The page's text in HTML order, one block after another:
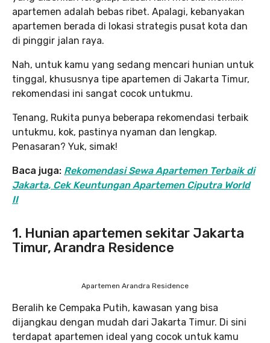
apartemen adalah bebas ribet. Apalagi, kebanyakan
apartemen berada di lokasi strategis pusat kota dan
di pinggir jalan raya.
Nah, untuk kamu yang sedang mencari hunian untuk
tinggal, khususnya tipe apartemen di Jakarta Timur,
rekomendasi ini sangat cocok untukmu.
Tenang, Rukita punya beberapa rekomendasi terbaik
untukmu, kok, pastinya nyaman dan lengkap.
Penasaran? Yuk, simak!
Baca juga: Rekomendasi Sewa Apartemen Terbaik di
Jakarta, Cek Keuntungan Apartemen Ciputra World
II
1. Hunian apartemen sekitar Jakarta
Timur, Arandra Residence
Apartemen Arandra Residence
Beralih ke Cempaka Putih, kawasan yang bisa
dijangkau dengan mudah dari Jakarta Timur. Di sini
terdapat apartemen ideal yang cocok untuk kamu